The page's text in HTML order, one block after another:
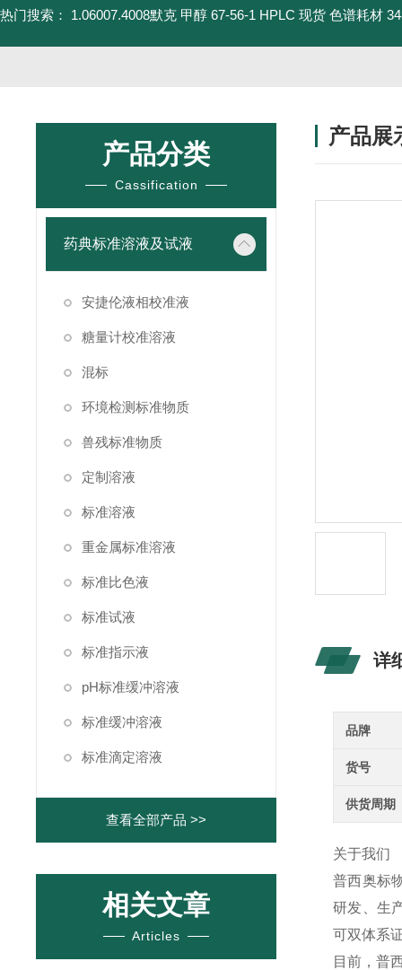
热门搜索： 1.06007.4008默克 甲醇 67-56-1 HPLC 现货 色谱耗材
产品分类
Cassification
药典标准溶液及试液
安捷伦液相校准液
糖量计校准溶液
混标
环境检测标准物质
兽残标准物质
定制溶液
标准溶液
重金属标准溶液
标准比色液
标准试液
标准指示液
pH标准缓冲溶液
标准缓冲溶液
标准滴定溶液
查看全部产品 >>
相关文章
Articles
产品展
详
品牌
货号
供货周期
关于我们
普西奥标
研发、生
可双体系
目前，普